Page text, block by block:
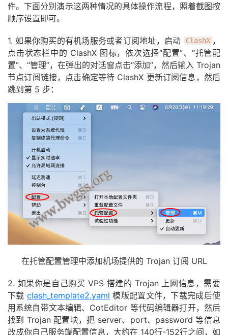
件。下面分别演示这两种情况的具体操作流程，照着截图按
顺序设置即可。
1. 如果你购买的有机场服务或者订阅地址，启动 ClashX ，
点击状态栏中的 ClashX 图标，依次选择“配置”、“托管配
置”、“管理”，在弹出的对话窗点击“添加”，然后输入 Trojan
节点订阅链接，点击确定等待 ClashX 更新订阅信息，然后
跳到第 5 步：
在托管配置管理中添加机场提供的 Trojan 订阅 URL
2. 如果你是自己购买 VPS 搭建的 Trojan 上网信息，需要
下载 clash_template2.yaml 模版配置文件，下载完成后使
用系统自带文本编辑、CotEditor 等代码编辑器打开，然后
找到 Trojan 配置块，把 server、port、password 等信息
改成你自己服务端配置信息，大约在 140行-152行之间，如